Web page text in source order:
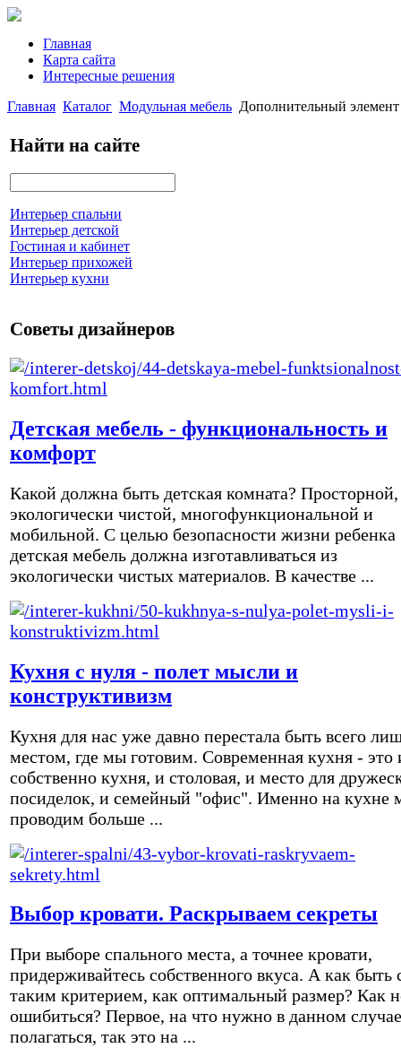
Главная
Карта сайта
Интересные решения
Главная Каталог Модульная мебель Дополнительный
Найти на сайте
Интерьер спальни
Интерьер детской
Гостиная и кабинет
Интерьер прихожей
Интерьер кухни
Советы дизайнеров
Детская мебель - функциональность и
комфорт
Какой должна быть детская комната? Просторной,
экологически чистой, многофункциональной и
мобильной. С целью безопасности жизни ребенка
детская мебель должна изготавливаться из
экологически чистых материалов. В качестве ...
Кухня с нуля - полет мысли и
конструктивизм
Кухня для нас уже давно перестала быть всего
местом, где мы готовим. Современная кухня - это
собственно кухня, и столовая, и место для
посиделок, и семейный "офис". Именно на кухне
проводим больше ...
Выбор кровати. Раскрываем секреты
При выборе спального места, а точнее кровати,
придерживайтесь собственного вкуса. А как быть
таким критерием, как оптимальный размер? Как
ошибиться? Первое, на что нужно в данном случае
полагаться, так это на ...